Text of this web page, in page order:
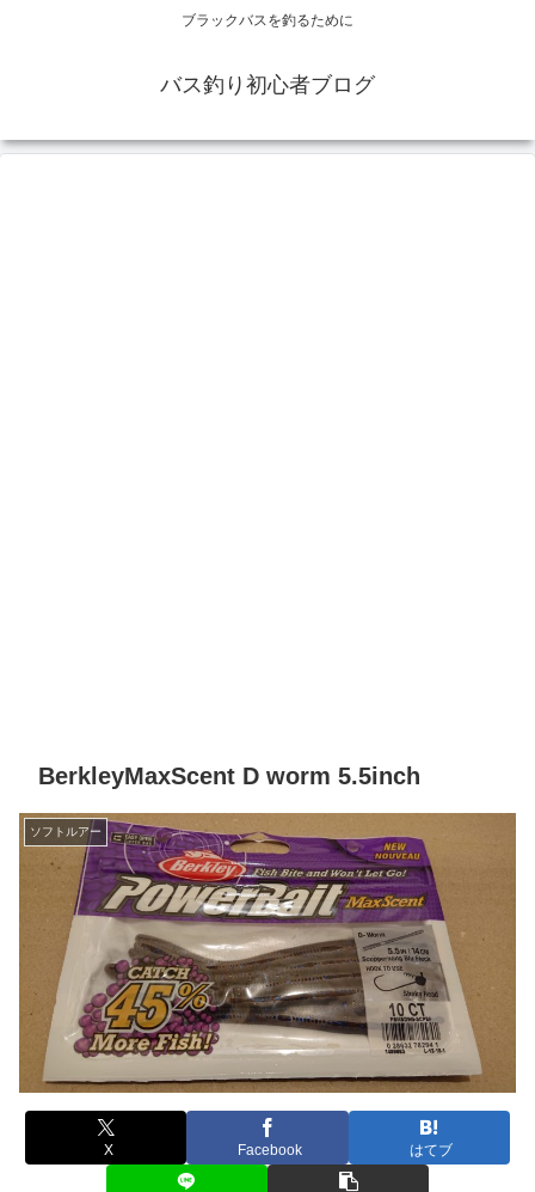
ブラックバスを釣るために
バス釣り初心者ブログ
BerkleyMaxScent D worm 5.5inch
ソフトルアー
X Facebook はてブ